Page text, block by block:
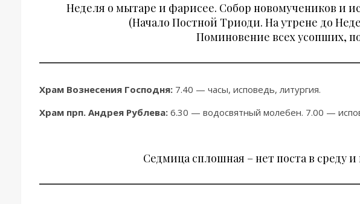
Неделя о мытаре и фарисее. Собор новомучеников и
(Начало Постной Триоди. На утрене до
Поминовение всех усопших,
Храм Вознесения Господня: 7.40 — часы, исповедь, литургия.
Храм прп. Андрея Рублева: 6.30 — водосвятный молебен. 7.00 —
Седмица сплошная – нет поста в среду